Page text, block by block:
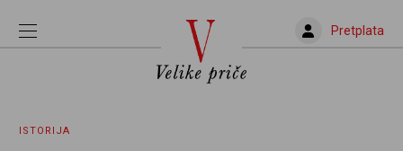
Pretplata
ISTORIJA